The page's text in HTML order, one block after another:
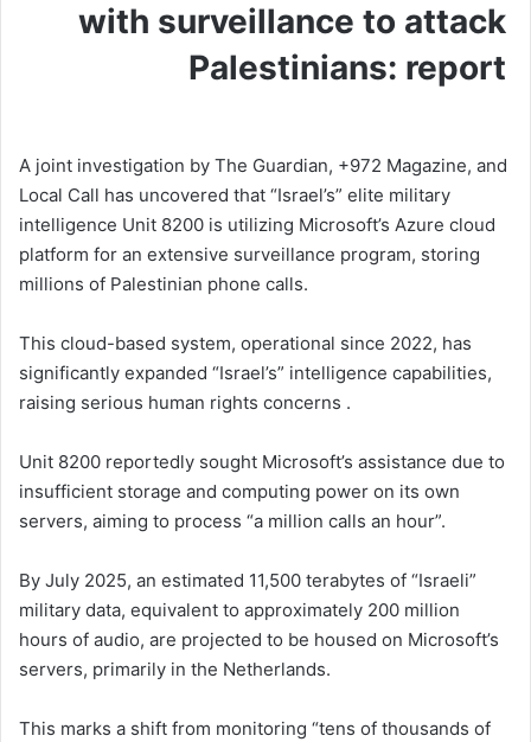
with surveillance to attack
Palestinians: report
A joint investigation by The Guardian, +972 Magazine, and
Local Call has uncovered that “Israel’s” elite military
intelligence Unit 8200 is utilizing Microsoft’s Azure cloud
platform for an extensive surveillance program, storing
millions of Palestinian phone calls.
This cloud-based system, operational since 2022, has
significantly expanded “Israel’s” intelligence capabilities,
raising serious human rights concerns .
Unit 8200 reportedly sought Microsoft’s assistance due to
insufficient storage and computing power on its own
servers, aiming to process “a million calls an hour”.
By July 2025, an estimated 11,500 terabytes of “Israeli”
military data, equivalent to approximately 200 million
hours of audio, are projected to be housed on Microsoft’s
servers, primarily in the Netherlands.
This marks a shift from monitoring “tens of thousands of